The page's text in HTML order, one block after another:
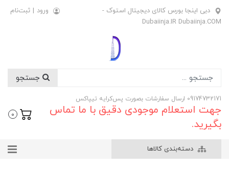
دبی اینجا بورس کالای دیجیتال استوک -
Dubaiinja.IR Dubaiinja.COM
ورود | ثبت‌نام
09174732171 ارسال سفارشات بصورت پس‌کرایه تیپاکس
جهت استعلام موجودی دقیق با ما تماس
بگیرید.
0
دسته‌بندی کالاها